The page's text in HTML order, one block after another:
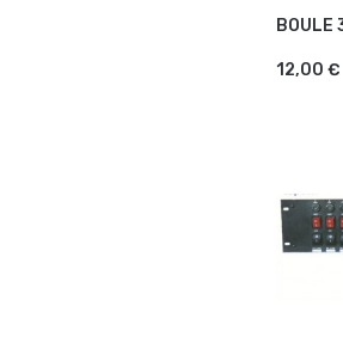
BOULE
12,00 €